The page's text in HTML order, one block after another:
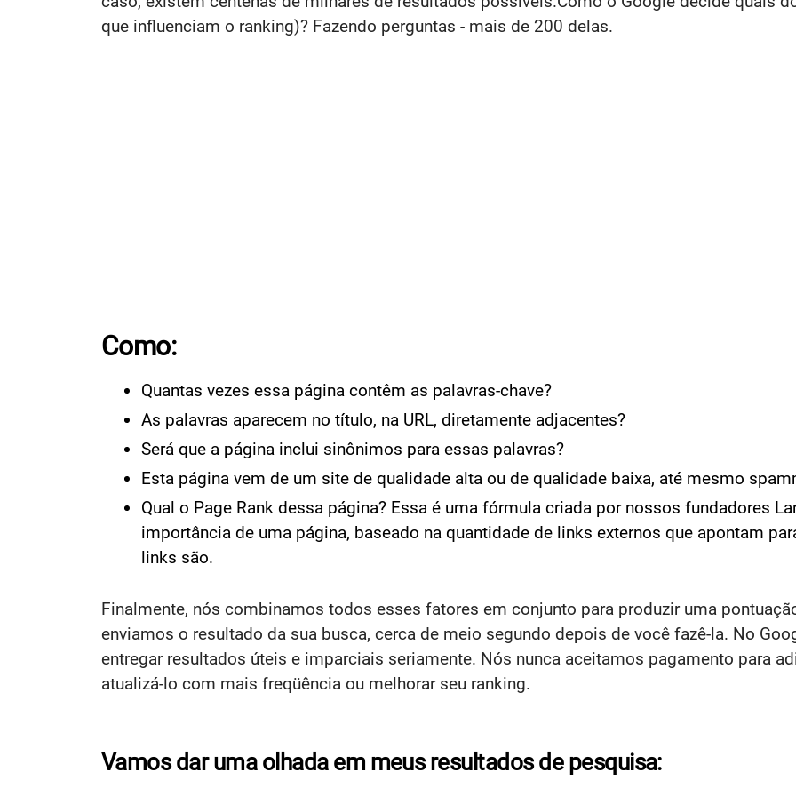
que influenciam o ranking)? Fazendo perguntas - mais de 200 delas.
Como:
Quantas vezes essa página contêm as palavras-chave?
As palavras aparecem no título, na URL, diretamente adjacentes?
Será que a página inclui sinônimos para essas palavras?
Esta página vem de um site de qualidade alta ou de qualidade baixa, até mesmo
Qual o Page Rank dessa página? Essa é uma fórmula criada por nossos fundadores
importância de uma página, baseado na quantidade de links externos que apontam
links são.
Finalmente, nós combinamos todos esses fatores em conjunto para produzir uma
enviamos o resultado da sua busca, cerca de meio segundo depois de você fazê-la. No
entregar resultados úteis e imparciais seriamente. Nós nunca aceitamos pagamento para
atualizá-lo com mais freqüência ou melhorar seu ranking.
Vamos dar uma olhada em meus resultados de pesquisa: